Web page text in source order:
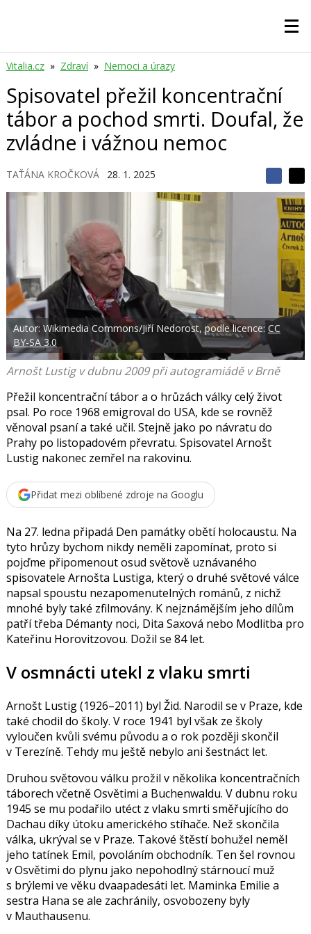
Vitalia.cz » Zdraví » Nemoci a úrazy
Spisovatel přežil koncentrační
tábor a pochod smrti. Doufal, že
zvládne i vážnou nemoc
TAŤÁNA KROČKOVÁ 28. 1. 2025
SS
d
e
b
k
u
d
í
l
e
j
t
e
n
a
s
í
t
Autor: Wikimedia Commons/Jiří Nedorost, podle licence: CC
BY-SA 3.0
Arnošt Lustig v dubnu 2009 při autogramiádě v Brně
Přežil koncentrační tábor a o hrůzách války celý život
psal. Po roce 1968 emigroval do USA, kde se rovněž
věnoval psaní a také učil. Stejně jako po návratu do
Prahy po listopadovém převratu. Spisovatel Arnošt
Lustig nakonec zemřel na rakovinu.
Přidat mezi oblíbené zdroje na Googlu
Na 27. ledna připadá Den památky obětí holocaustu. Na
tyto hrůzy bychom nikdy neměli zapomínat, proto si
pojďme připomenout osud světově uznávaného
spisovatele Arnošta Lustiga, který o druhé světové válce
napsal spoustu nezapomenutelných románů, z nichž
mnohé byly také zfilmovány. K nejznámějším jeho dílům
patří třeba Démanty noci, Dita Saxová nebo Modlitba pro
Kateřinu Horovitzovou. Dožil se 84 let.
V osmnácti utekl z vlaku smrti
Arnošt Lustig(1926–2011) byl Žid. Narodil se v Praze, kde
také chodil do školy. V roce 1941 byl však ze školy
vyloučen kvůli svému původu a o rok později skončil
v Terezíně. Tehdy mu ještě nebylo ani šestnáct let.
Druhou světovou válku prožil v několika koncentračních
táborech včetně Osvětimi a Buchenwaldu. V dubnu roku
1945 se mu podařilo utéct z vlaku smrti směřujícího do
Dachau díky útoku amerického stíhače. Než skončila
válka, ukrýval se v Praze. Takové štěstí bohužel neměl
jeho tatínek Emil, povoláním obchodník. Ten šel rovnou
v Osvětimi do plynu jako nepohodlný stárnoucí muž
s brýlemi ve věku dvaapadesáti let. Maminka Emilie a
sestra Hana se ale zachránily, osvobozeny byly
v Mauthausenu.